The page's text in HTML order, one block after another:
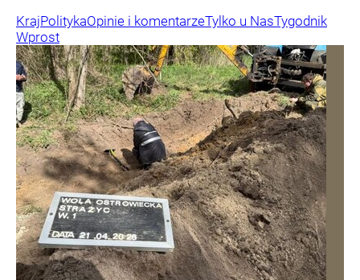
KrajPolitykaOpinie i komentarzeTylko u NasTygodnik
Wprost